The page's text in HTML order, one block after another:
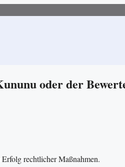
oder der
rechtlicher Maßnahmen.